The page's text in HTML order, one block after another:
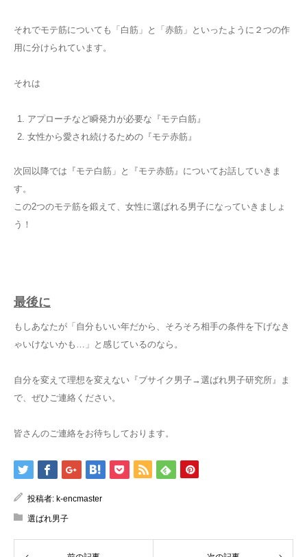
それでモテ筋についても「白筋」と「赤筋」といったように２つの作
用に分けられています。
それは
アプローチなど瞬発力が必要な『モテ白筋』
女性から愛され続けるための『モテ赤筋』
次回以降では『モテ白筋」と『モテ赤筋』についてお話していきま
す。
この2つのモテ筋を鍛えて、女性に選ばれる男子になっていきましょ
う！
最後に
もしあなたが「自分もいい年だから、そろそろ相手の条件を下げなき
ゃいけないかも…」と感じているのなら。
自分を変えて理想を変えない『ブサイク男子→選ばれ男子研究所』ま
で、ぜひご連絡ください。
皆さんのご連絡をお待ちしております。
投稿者: k-encmaster
選ばれ男子